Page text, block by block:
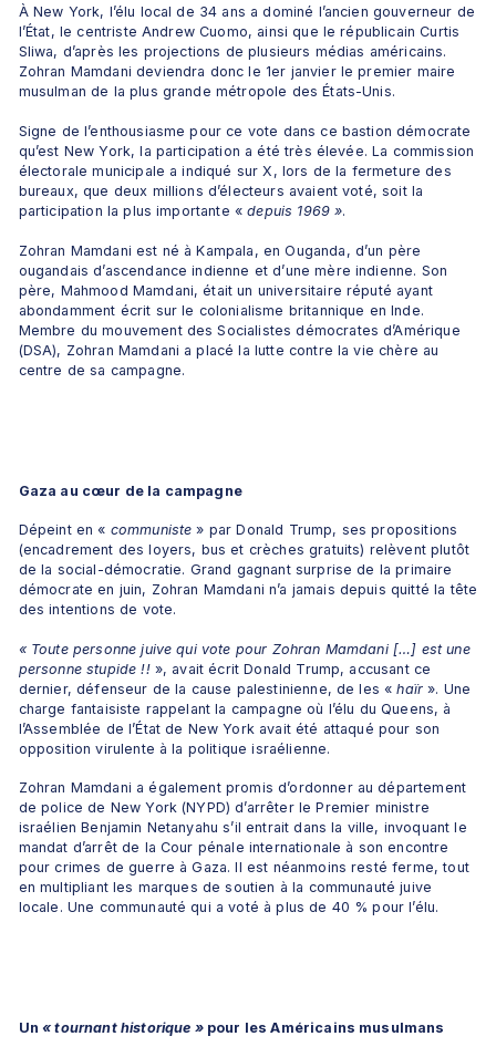
À New York, l’élu local de 34 ans a dominé l’ancien gouverneur de
l’État, le centriste Andrew Cuomo, ainsi que le républicain Curtis
Sliwa, d’après les projections de plusieurs médias américains.
Zohran Mamdani deviendra donc le 1er janvier le premier maire
musulman de la plus grande métropole des États-Unis.
Signe de l’enthousiasme pour ce vote dans ce bastion démocrate
qu’est New York, la participation a été très élevée. La commission
électorale municipale a indiqué sur X, lors de la fermeture des
bureaux, que deux millions d’électeurs avaient voté, soit la
participation la plus importante « depuis 1969 ».
Zohran Mamdani est né à Kampala, en Ouganda, d’un père
ougandais d’ascendance indienne et d’une mère indienne. Son
père, Mahmood Mamdani, était un universitaire réputé ayant
abondamment écrit sur le colonialisme britannique en Inde.
Membre du mouvement des Socialistes démocrates d’Amérique
(DSA), Zohran Mamdani a placé la lutte contre la vie chère au
centre de sa campagne.
Gaza au cœur de la campagne
Dépeint en « communiste » par Donald Trump, ses propositions
(encadrement des loyers, bus et crèches gratuits) relèvent plutôt
de la social-démocratie. Grand gagnant surprise de la primaire
démocrate en juin, Zohran Mamdani n’a jamais depuis quitté la tête
des intentions de vote.
« Toute personne juive qui vote pour Zohran Mamdani […] est une
personne stupide !! », avait écrit Donald Trump, accusant ce
dernier, défenseur de la cause palestinienne, de les « haïr ». Une
charge fantaisiste rappelant la campagne où l’élu du Queens, à
l’Assemblée de l’État de New York avait été attaqué pour son
opposition virulente à la politique israélienne.
Zohran Mamdani a également promis d’ordonner au département
de police de New York (NYPD) d’arrêter le Premier ministre
israélien Benjamin Netanyahu s’il entrait dans la ville, invoquant le
mandat d’arrêt de la Cour pénale internationale à son encontre
pour crimes de guerre à Gaza. Il est néanmoins resté ferme, tout
en multipliant les marques de soutien à la communauté juive
locale. Une communauté qui a voté à plus de 40 % pour l’élu.
Un « tournant historique » pour les Américains musulmans